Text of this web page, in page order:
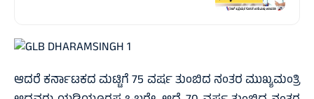
ಆದರೆ ಕರ್ನಾಟಕದ ಮಟ್ಟಿಗೆ 75 ವರ್ಷ ತುಂಬಿದ ನಂತರ ಮುಖ್ಯಮಂತ್ರಿ